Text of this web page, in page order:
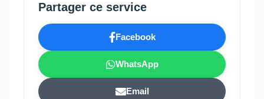
Partager ce service
Facebook
WhatsApp
Email